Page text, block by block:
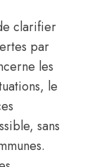
clarifier
par
les
le
sans